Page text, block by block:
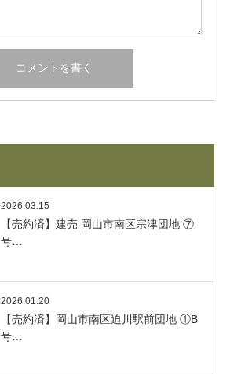
2026.03.15
【売約済】建売 岡山市南区宗津団地 ⑦
号…
2026.01.20
【売約済】岡山市南区迫川駅前団地 ①B
号…